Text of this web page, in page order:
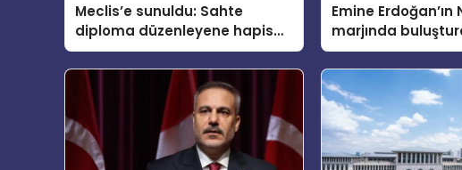
Meclis’e sunuldu: Sahte
diploma düzenleyene hapis
cezası geliyor
Emine Erdoğan’ın
marjında
eşleri “Çocuklar,
Güvenlik”